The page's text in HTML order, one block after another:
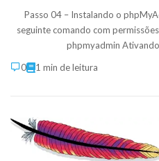
Passo 04 – Instalando o
seguinte comando com
phpmyadmin
0
1 min de leitura